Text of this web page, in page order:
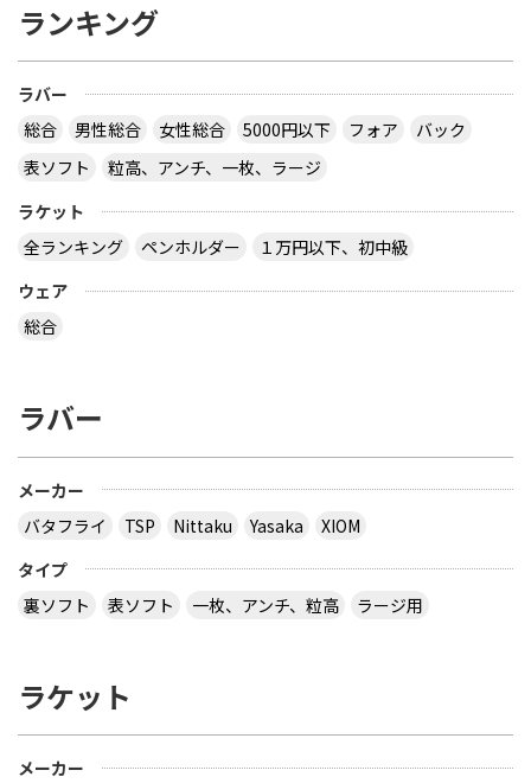
ランキング
ラバー
総合
男性総合 女性総合 5000円以下 フォア
バック
表ソフト
粒高、アンチ、一枚、ラージ
ラケット
全ランキング
ペンホルダー
１万円以下、初中級
ウェア
総合
ラバー
メーカー
バタフライ
TSP Nittaku Yasaka
XIOM
タイプ
裏ソフト
表ソフト 一枚、アンチ、粒高 ラージ用
ラケット
メーカー